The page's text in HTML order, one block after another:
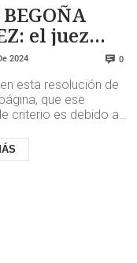
BEGOÑA
el juez
el secreto
2024 0
esta resolución de
que ese
criterio es debido a
informe aportado por